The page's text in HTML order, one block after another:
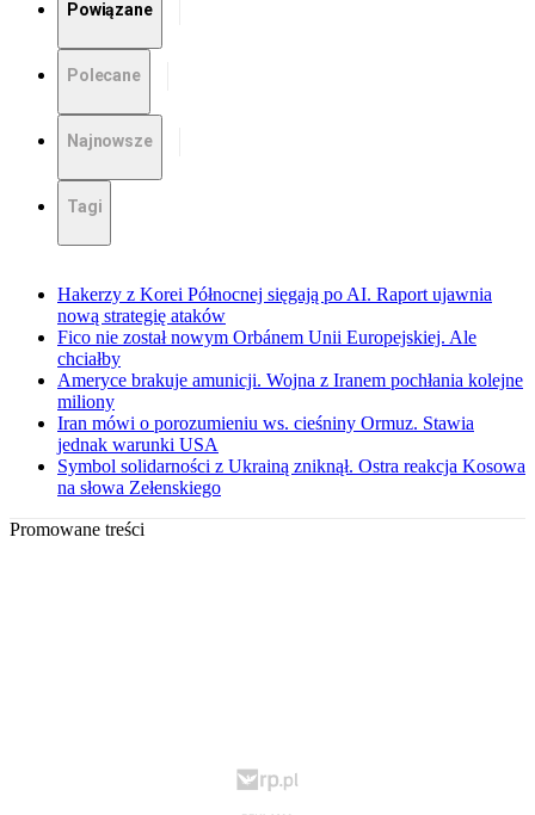
Powiązane
Polecane
Najnowsze
Tagi
Hakerzy z Korei Północnej sięgają po AI. Raport ujawnia
nową strategię ataków
Fico nie został nowym Orbánem Unii Europejskiej. Ale
chciałby
Ameryce brakuje amunicji. Wojna z Iranem pochłania kolejne
miliony
Iran mówi o porozumieniu ws. cieśniny Ormuz. Stawia
jednak warunki USA
Symbol solidarności z Ukrainą zniknął. Ostra reakcja Kosowa
na słowa Zełenskiego
Promowane treści